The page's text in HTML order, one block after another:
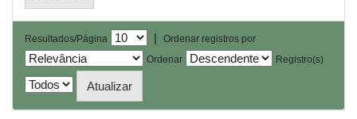
Resultados/Página |
Ordenar registros por
Ordenar
Registro(s)